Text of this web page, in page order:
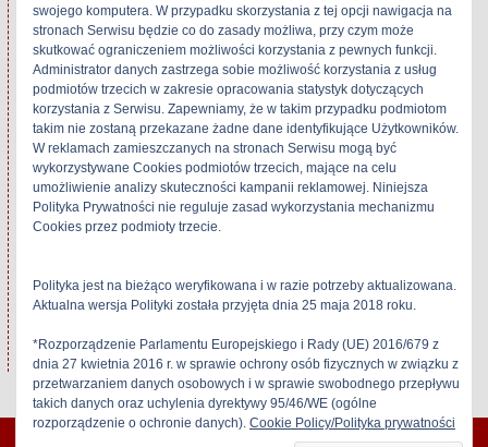
W „Grundig"
Grundig Fine Arts
CCT-903
14 sierpnia 2018
W „Grundig"
Tagged 2Heads
swojego komputera. W przypadku skorzystania z tej opcji nawigacja na
stronach Serwisu będzie co do zasady możliwa, przy czym może
skutkować ograniczeniem możliwości korzystania z pewnych funkcji.
Administrator danych zastrzega sobie możliwość korzystania z usług
podmiotów trzecich w zakresie opracowania statystyk dotyczących
korzystania z Serwisu. Zapewniamy, że w takim przypadku podmiotom
takim nie zostaną przekazane żadne dane identyfikujące Użytkowników.
W reklamach zamieszczanych na stronach Serwisu mogą być
wykorzystywane Cookies podmiotów trzecich, mające na celu
umożliwienie analizy skuteczności kampanii reklamowej. Niniejsza
Polityka Prywatności nie reguluje zasad wykorzystania mechanizmu
Cookies przez podmioty trzecie.
Polityka jest na bieżąco weryfikowana i w razie potrzeby aktualizowana.
Aktualna wersja Polityki została przyjęta dnia 25 maja 2018 roku.
*Rozporządzenie Parlamentu Europejskiego i Rady (UE) 2016/679 z
dnia 27 kwietnia 2016 r. w sprawie ochrony osób fizycznych w związku z
przetwarzaniem danych osobowych i w sprawie swobodnego przepływu
takich danych oraz uchylenia dyrektywy 95/46/WE (ogólne
rozporządzenie o ochronie danych). Cookie Policy/Polityka prywatności